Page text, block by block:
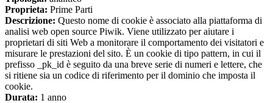
Proprieta: Prime Parti
Descrizione: Questo nome di cookie è associato alla piattaforma di
analisi web open source Piwik. Viene utilizzato per aiutare i
proprietari di siti Web a monitorare il comportamento dei visitatori e
misurare le prestazioni del sito. È un cookie di tipo pattern, in cui il
prefisso _pk_id è seguito da una breve serie di numeri e lettere, che
si ritiene sia un codice di riferimento per il dominio che imposta il
cookie.
Durata: 1 anno